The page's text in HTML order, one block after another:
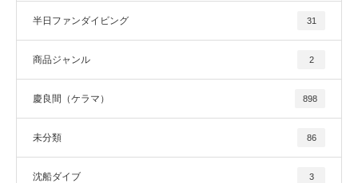
半日ファンダイビング 31
商品ジャンル 2
慶良間（ケラマ） 898
未分類 86
沈船ダイブ 3